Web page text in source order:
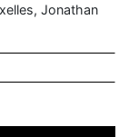
Jonathan